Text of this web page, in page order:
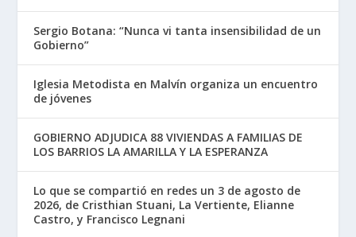
Sergio Botana: “Nunca vi tanta insensibilidad de un
Gobierno”
Iglesia Metodista en Malvín organiza un encuentro
de jóvenes
GOBIERNO ADJUDICA 88 VIVIENDAS A FAMILIAS DE
LOS BARRIOS LA AMARILLA Y LA ESPERANZA
Lo que se compartió en redes un 3 de agosto de
2026, de Cristhian Stuani, La Vertiente, Elianne
Castro, y Francisco Legnani